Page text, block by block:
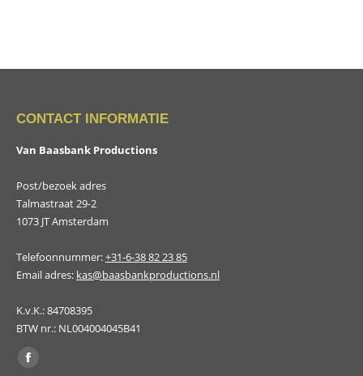
CONTACT INFORMATIE
Van Baasbank Productions
Post/bezoek adres
Talmastraat 29-2
1073 JT Amsterdam
Telefoonnummer:+31-6-38 82 23 85
Email adres: kas@baasbankproductions.nl
K.v.K.: 84708395
BTW nr.: NL004004045B41
Vind ons op:
Facebook